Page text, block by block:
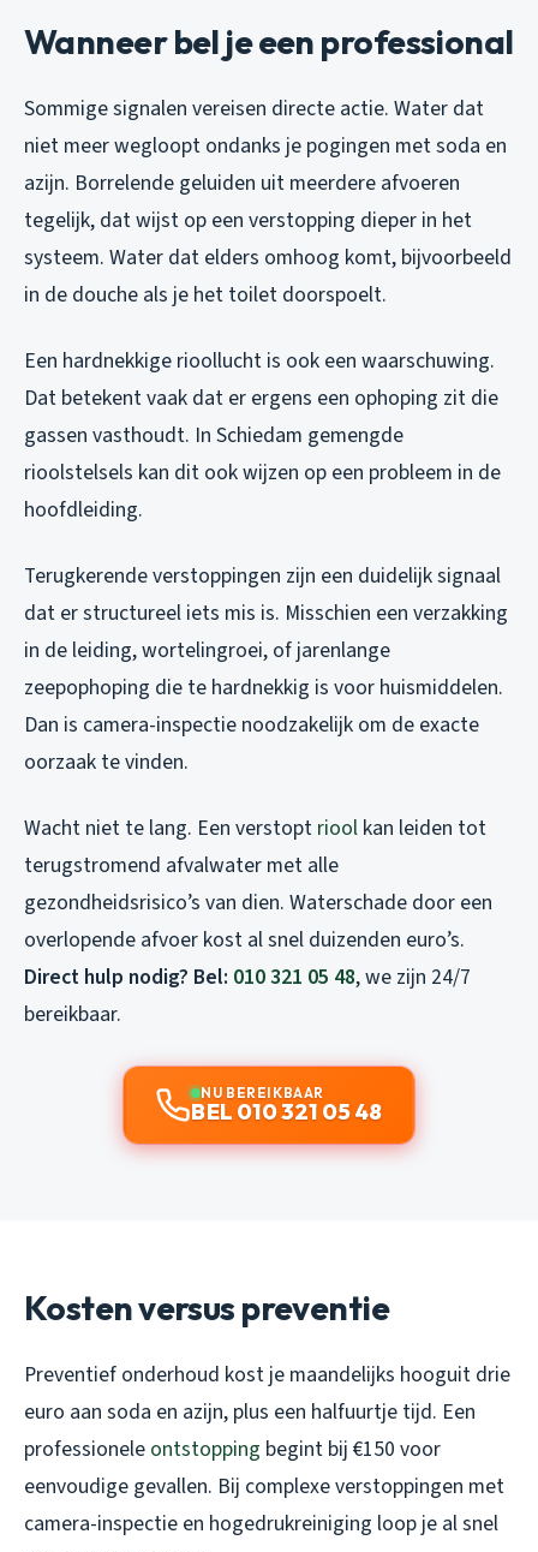
Wanneer bel je een professional
Sommige signalen vereisen directe actie. Water dat
niet meer wegloopt ondanks je pogingen met soda en
azijn. Borrelende geluiden uit meerdere afvoeren
tegelijk, dat wijst op een verstopping dieper in het
systeem. Water dat elders omhoog komt, bijvoorbeeld
in de douche als je het toilet doorspoelt.
Een hardnekkige rioollucht is ook een waarschuwing.
Dat betekent vaak dat er ergens een ophoping zit die
gassen vasthoudt. In Schiedam gemengde
rioolstelsels kan dit ook wijzen op een probleem in de
hoofdleiding.
Terugkerende verstoppingen zijn een duidelijk signaal
dat er structureel iets mis is. Misschien een verzakking
in de leiding, wortelingroei, of jarenlange
zeepophoping die te hardnekkig is voor huismiddelen.
Dan is camera-inspectie noodzakelijk om de exacte
oorzaak te vinden.
Wacht niet te lang. Een verstopt riool kan leiden tot
terugstromend afvalwater met alle
gezondheidsrisico’s van dien. Waterschade door een
overlopende afvoer kost al snel duizenden euro’s.
Direct hulp nodig? Bel: 010 321 05 48, we zijn 24/7
bereikbaar.
NU BEREIKBAAR
BEL 010 321 05 48
Kosten versus preventie
Preventief onderhoud kost je maandelijks hooguit drie
euro aan soda en azijn, plus een halfuurtje tijd. Een
professionele ontstopping begint bij €150 voor
eenvoudige gevallen. Bij complexe verstoppingen met
camera-inspectie en hogedrukreiniging loop je al snel